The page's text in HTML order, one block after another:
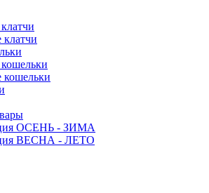
ОСЕНЬ - ЗИМА
ВЕСНА - ЛЕТО